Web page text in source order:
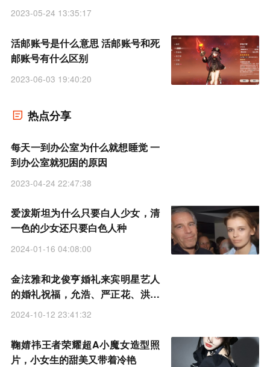
2023-05-24 13:35:17
活邮账号是什么意思 活邮账号和死
邮账号有什么区别
2023-06-03 19:40:20
热点分享
每天一到办公室为什么就想睡觉 一
到办公室就犯困的原因
2023-04-24 22:47:38
爱泼斯坦为什么只要白人少女，清
一色的少女还只要白色人种
2024-01-16 04:08:00
金泫雅和龙俊亨婚礼来宾明星艺人
的婚礼祝福，允浩、严正花、洪锡
天等
2024-10-12 23:41:32
鞠婧祎王者荣耀超A小魔女造型照
片，小女生的甜美又带着冷艳